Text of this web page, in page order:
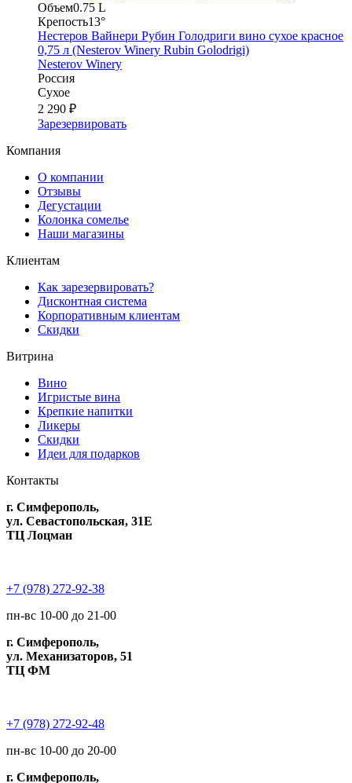
Объем0.75 L
Крепость13°
Нестеров Вайнери Рубин Голодриги вино сухое красное
0,75 л (Nesterov Winery Rubin Golodrigi)
Nesterov Winery
Россия
Сухое
2 290 ₽
Зарезервировать
Компания
О компании
Отзывы
Дегустации
Колонка сомелье
Наши магазины
Клиентам
Как зарезервировать?
Дисконтная система
Корпоративным клиентам
Скидки
Витрина
Вино
Игристые вина
Крепкие напитки
Ликеры
Скидки
Идеи для подарков
Контакты
г. Симферополь,
ул. Севастопольская, 31Е
ТЦ Лоцман
+7 (978) 272-92-38
пн-вс 10-00 до 21-00
г. Симферополь,
ул. Механизаторов, 51
ТЦ ФМ
+7 (978) 272-92-48
пн-вс 10-00 до 20-00
г. Симферополь,